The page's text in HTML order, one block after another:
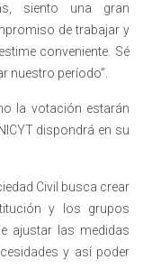
siento una gran
de trabajar y
conveniente. Sé
nuestro período”.
la votación estarán
dispondrá en su
Civil busca crear
y los grupos
ajustar las medidas
y así poder